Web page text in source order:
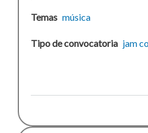
Temas música
Tipo de convocatoria jam